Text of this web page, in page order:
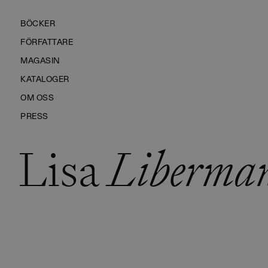
BÖCKER
FÖRFATTARE
MAGASIN
KATALOGER
OM OSS
PRESS
KONTAKTA OSS
HÅLLBARHET
Lisa